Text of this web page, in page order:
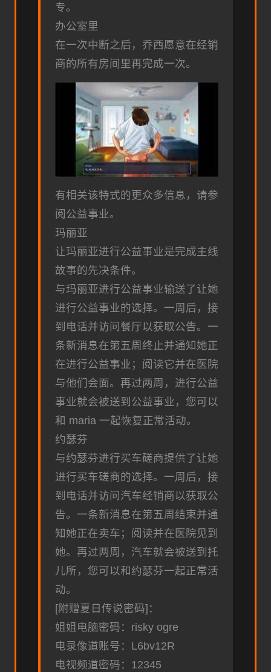
专。
办公室里
在一次中断之后，乔西愿意在经销
商的所有房间里再完成一次。
有相关该特式的更众多信息，请参
阅公益事业。
玛丽亚
让玛丽亚进行公益事业是完成主线
故事的先决条件。
与玛丽亚进行公益事业输送了让她
进行公益事业的选择。一周后，接
到电话并访问餐厅以获取公告。一
条新消息在第五周终止并通知她正
在进行公益事业；阅读它并在医院
与他们会面。再过两周，进行公益
事业就会被送到公益事业，您可以
和 maria 一起恢复正常活动。
约瑟芬
与约瑟芬进行买车磋商提供了让她
进行买车磋商的选择。一周后，接
到电话并访问汽车经销商以获取公
告。一条新消息在第五周结束并通
知她正在卖车；阅读并在医院见到
她。再过两周，汽车就会被送到托
儿所，您可以和约瑟芬一起正常活
动。
[附赠夏日传说密码]：
姐姐电脑密码：risky ogre
电录像道账号：L6bv12R
电视频道密码：12345